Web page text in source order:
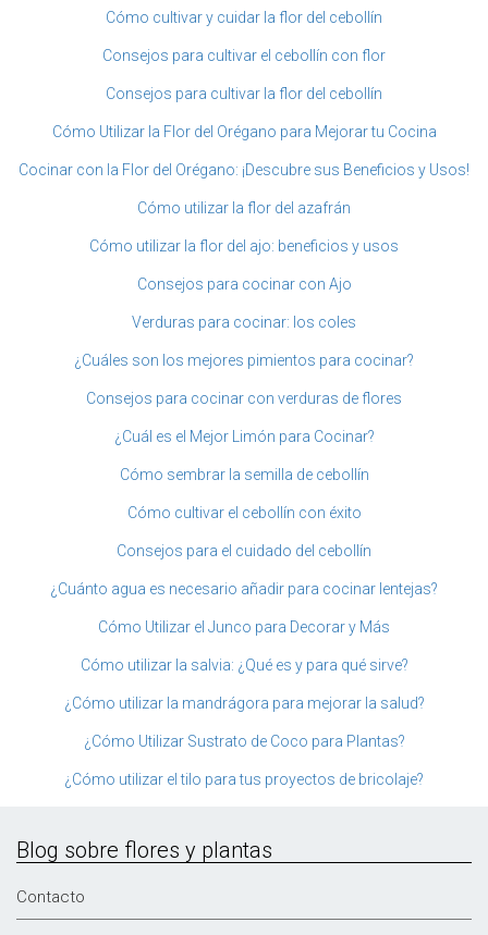
Cómo cultivar y cuidar la flor del cebollín
Consejos para cultivar el cebollín con flor
Consejos para cultivar la flor del cebollín
Cómo Utilizar la Flor del Orégano para Mejorar tu Cocina
Cocinar con la Flor del Orégano: ¡Descubre sus Beneficios y Usos!
Cómo utilizar la flor del azafrán
Cómo utilizar la flor del ajo: beneficios y usos
Consejos para cocinar con Ajo
Verduras para cocinar: los coles
¿Cuáles son los mejores pimientos para cocinar?
Consejos para cocinar con verduras de flores
¿Cuál es el Mejor Limón para Cocinar?
Cómo sembrar la semilla de cebollín
Cómo cultivar el cebollín con éxito
Consejos para el cuidado del cebollín
¿Cuánto agua es necesario añadir para cocinar lentejas?
Cómo Utilizar el Junco para Decorar y Más
Cómo utilizar la salvia: ¿Qué es y para qué sirve?
¿Cómo utilizar la mandrágora para mejorar la salud?
¿Cómo Utilizar Sustrato de Coco para Plantas?
¿Cómo utilizar el tilo para tus proyectos de bricolaje?
Blog sobre flores y plantas
Contacto